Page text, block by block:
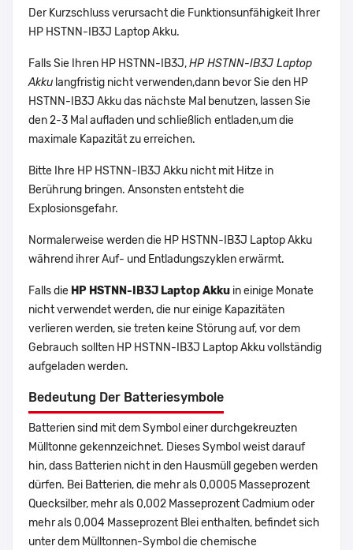
Der Kurzschluss verursacht die Funktionsunfähigkeit Ihrer
HP HSTNN-IB3J Laptop Akku.
Falls Sie Ihren HP HSTNN-IB3J,HP HSTNN-IB3J Laptop
Akku langfristig nicht verwenden,dann bevor Sie den HP
HSTNN-IB3J Akku das nächste Mal benutzen, lassen Sie
den 2-3 Mal aufladen und schließlich entladen,um die
maximale Kapazität zu erreichen.
Bitte Ihre HP HSTNN-IB3J Akku nicht mit Hitze in
Berührung bringen. Ansonsten entsteht die
Explosionsgefahr.
Normalerweise werden die HP HSTNN-IB3J Laptop Akku
während ihrer Auf- und Entladungszyklen erwärmt.
Falls die HP HSTNN-IB3J Laptop Akku in einige Monate
nicht verwendet werden, die nur einige Kapazitäten
verlieren werden, sie treten keine Störung auf, vor dem
Gebrauch sollten HP HSTNN-IB3J Laptop Akku vollständig
aufgeladen werden.
Bedeutung Der Batteriesymbole
Batterien sind mit dem Symbol einer durchgekreuzten
Mülltonne gekennzeichnet. Dieses Symbol weist darauf
hin, dass Batterien nicht in den Hausmüll gegeben werden
dürfen. Bei Batterien, die mehr als 0,0005 Masseprozent
Quecksilber, mehr als 0,002 Masseprozent Cadmium oder
mehr als 0,004 Masseprozent Blei enthalten, befindet sich
unter dem Mülltonnen-Symbol die chemische